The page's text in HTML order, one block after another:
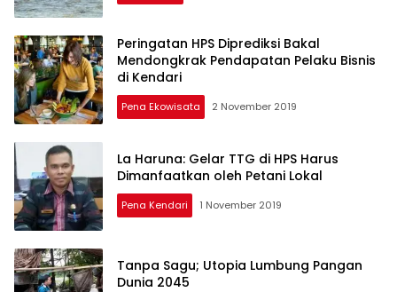
Peringatan HPS Diprediksi Bakal
Mendongkrak Pendapatan Pelaku Bisnis
di Kendari
Pena Ekowisata 2 November 2019
La Haruna: Gelar TTG di HPS Harus
Dimanfaatkan oleh Petani Lokal
Pena Kendari 1 November 2019
Tanpa Sagu; Utopia Lumbung Pangan
Dunia 2045